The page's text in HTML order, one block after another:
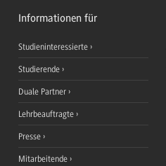
Informationen für
Studieninteressierte
Studierende
Duale Partner
Lehrbeauftragte
Presse
Mitarbeitende